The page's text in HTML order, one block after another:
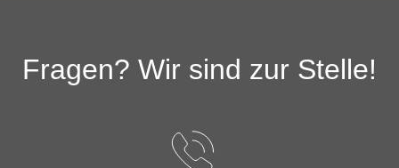
Fragen? Wir sind zur Stelle!